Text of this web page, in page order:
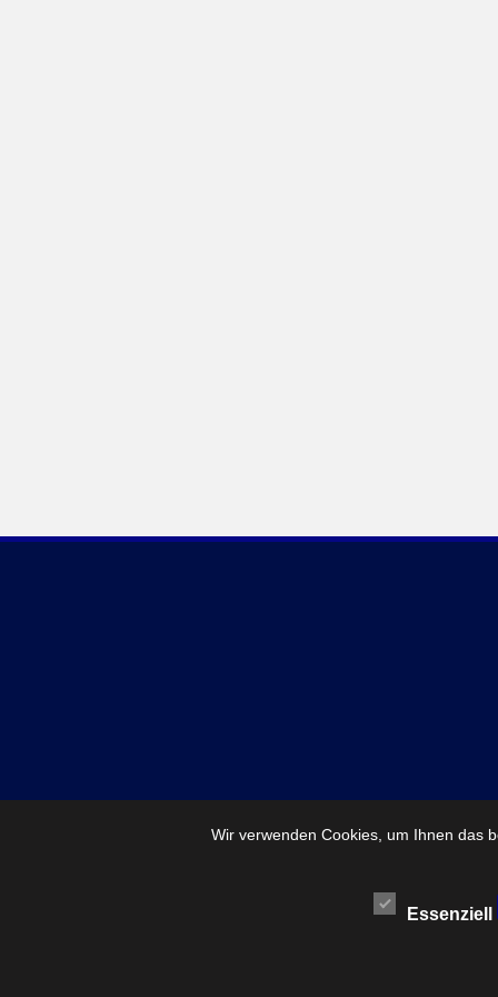
Wir verwenden Cookies, um Ihnen das
Essenziell